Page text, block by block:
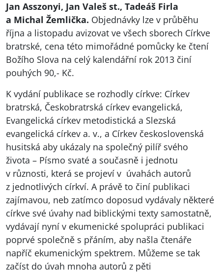
Jan Asszonyi, Jan Valeš st., Tadeáš Firla
a Michal Žemlička. Objednávky lze v průběhu
října a listopadu avizovat ve všech sborech Církve
bratrské, cena této mimořádné pomůcky ke čtení
Božího Slova na celý kalendářní rok 2013 činí
pouhých 90,- Kč.
K vydání publikace se rozhodly církve: Církev
bratrská, Českobratrská církev evangelická,
Evangelická církev metodistická a Slezská
evangelická církev a. v., a Církev československá
husitská aby ukázaly na společný pilíř svého
života – Písmo svaté a současně i jednotu
v různosti, která se projeví v úvahách autorů
z jednotlivých církví. A právě to činí publikaci
zajímavou, neb zatímco doposud vydávaly některé
církve své úvahy nad biblickými texty samostatně,
vydávají nyní v ekumenické spolupráci publikaci
poprvé společně s přáním, aby našla čtenáře
napříč ekumenickým spektrem. Můžeme se tak
začíst do úvah mnoha autorů z pěti